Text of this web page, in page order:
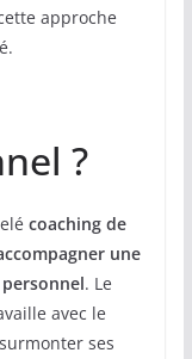
approche
?
coaching de
une
. Le
avec le
ses